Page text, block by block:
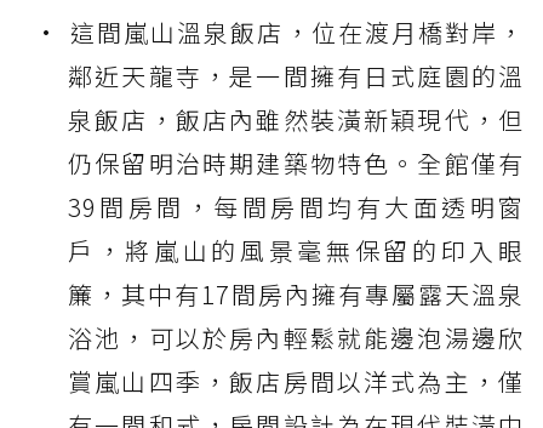
這間嵐山溫泉飯店，位在渡月橋對岸，
鄰近天龍寺，是一間擁有日式庭園的溫
泉飯店，飯店內雖然裝潢新穎現代，但
仍保留明治時期建築物特色。全館僅有
39間房間，每間房間均有大面透明窗
戶，將嵐山的風景毫無保留的印入眼
簾，其中有17間房內擁有專屬露天溫泉
浴池，可以於房內輕鬆就能邊泡湯邊欣
賞嵐山四季，飯店房間以洋式為主，僅